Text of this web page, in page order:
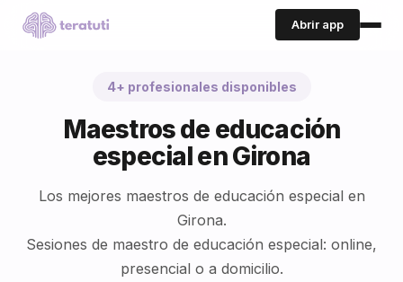
Abrir app
4+ profesionales disponibles
Maestros de educación
especial en Girona
Los mejores maestros de educación especial en
Girona.
Sesiones de maestro de educación especial: online,
presencial o a domicilio.